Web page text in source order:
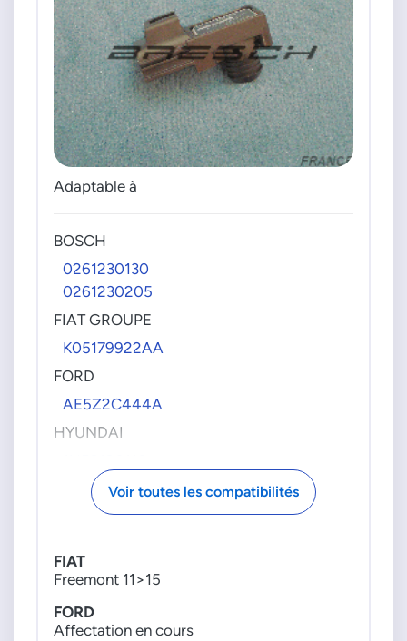
Adaptable à
BOSCH
0261230130
0261230205
FIAT GROUPE
K05179922AA
FORD
AE5Z2C444A
HYUNDAI
NISSAN
250851CA1A
Voir toutes les compatibilités
FIAT
Freemont 11>15
FORD
Affectation en cours